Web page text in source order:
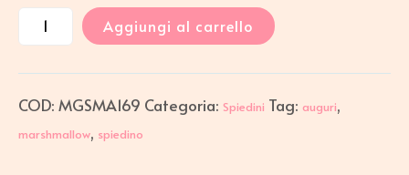
Aggiungi al carrello
COD: MGSMA169 Categoria: Spiedini Tag: auguri,
marshmallow, spiedino